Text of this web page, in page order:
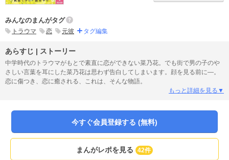
みんなのまんがタグ
トラウマ 恋 元彼 タグ編集
あらすじ | ストーリー
中学時代のトラウマがもとで素直に恋ができない菜乃花。でも街で男の子のや
さしい言葉を耳にした菜乃花は思わず告白してしまいます。顔を見る前に―。
恋に傷つき、恋に癒される、これは、そんな物語。
もっと詳細を見る▼
今すぐ会員登録する (無料)
まんがレポを見る 42件